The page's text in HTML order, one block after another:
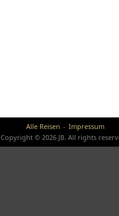
Alle Reisen
Impressum
Copyright © 2026 JB. All rights